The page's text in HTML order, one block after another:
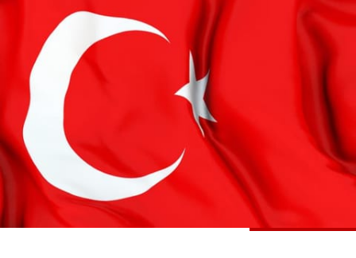
منوعات
كأس العالم
البرامج
جدول البرامج
شاهد البرامج